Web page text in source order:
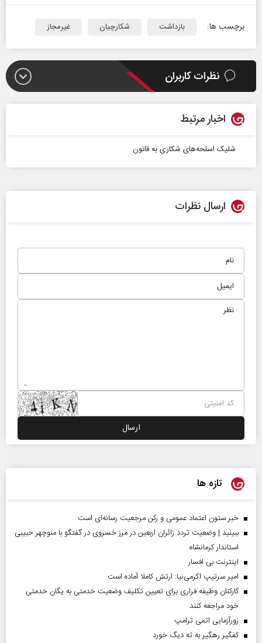
برچسب ها: بازداشت شکارچیان غیرمجاز
نظرات کاربران
اخبار مرتبط
شلیک اسلحه‌های شکاری به قانون
ارسال نظرات
تازه ها
خبر ستون اعتماد عمومی و رکن مرجعیت رسانه‌ای است
ببینید | وضعیت تردد زائران اربعین در مرز خسروی در گفتگو با منوچهر حبیبی
استاندار کرمانشاه
اینترنت بی افسار
امیر سرتیپ اکرمی‌نیا: ارتش کاملا آماده است
کارکنان وظیفه فراری برای تعیین تکلیف وضعیت خدمتی به یگان خدمتی
خود مراجعه کنند
زورآزمایی اتمی ترامپ
کفگیر رهگیر به ته دیگ خورد